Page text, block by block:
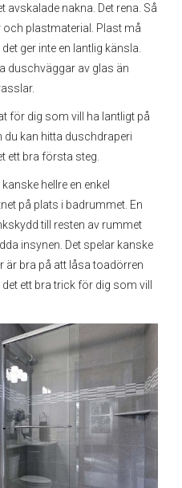
avskalade nakna. Det rena. Så
plastmaterial. Plast må
ger inte en lantlig känsla.
duschväggar av glas än
för dig som vill ha lantligt på
kan hitta duschdraperi
ett bra första steg.
hellre en enkel
på plats i badrummet. En
till resten av rummet
insynen. Det spelar kanske
är bra på att låsa toadörren
ett bra trick för dig som vill